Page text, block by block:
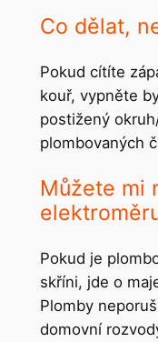
Co dělat,
Pokud cítíte
kouř, vypněte
postižený
plombovaných
Můžete mi
Pokud je
skříni, jde o
Plomby
domovní